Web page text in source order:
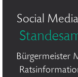
Social Media
Bürgermeister